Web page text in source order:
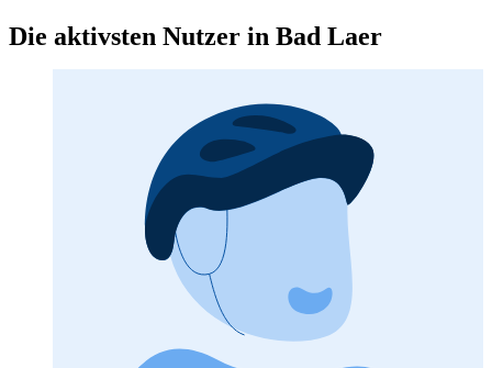
Die aktivsten Nutzer in Bad Laer